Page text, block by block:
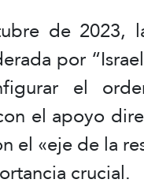
de 2023,
por
el
el apoyo
el «eje de la
crucial.